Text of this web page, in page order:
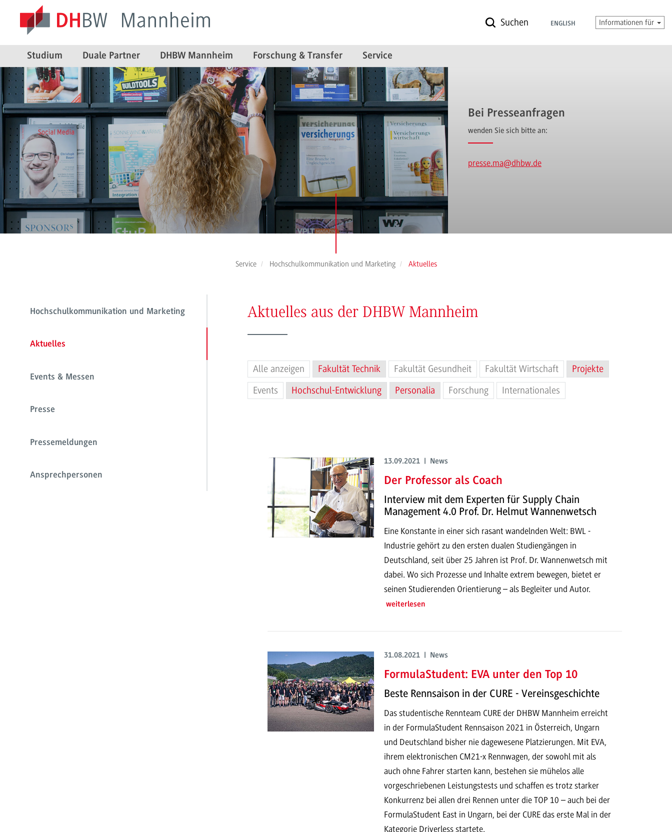
Suchen ENGLISH Informationen für
Studium Duale Partner DHBW Mannheim Forschung & Transfer Service
Bei Presseanfragen
wenden Sie sich bitte an:
presse.ma@dhbw.de
Service Hochschulkommunikation und Marketing Aktuelles
Hochschulkommunikation und Marketing
Aktuelles
Events & Messen
Presse
Pressemeldungen
Ansprechpersonen
Aktuelles aus der DHBW Mannheim
Alle anzeigen Fakultät Technik Fakultät Gesundheit Fakultät Wirtschaft
Projekte
Events
Hochschul-Entwicklung Personalia Forschung Internationales
13.09.2021 | News
Der Professor als Coach
Interview mit dem Experten für Supply Chain
Management 4.0 Prof. Dr. Helmut Wannenwetsch
Eine Konstante in einer sich rasant wandelnden Welt: BWL -
Industrie gehört zu den ersten dualen Studiengängen in
Deutschland, seit über 25 Jahren ist Prof. Dr. Wannenwetsch mit
dabei. Wo sich Prozesse und Inhalte extrem bewegen, bietet er
seinen Studierenden Orientierung – als Begleiter und Autor.
weiterlesen
31.08.2021 | News
FormulaStudent: EVA unter den Top 10
Beste Rennsaison in der CURE - Vereinsgeschichte
Das studentische Rennteam CURE der DHBW Mannheim erreicht
in der FormulaStudent Rennsaison 2021 in Österreich, Ungarn
und Deutschland bisher nie dagewesene Platzierungen. Mit EVA,
ihrem elektronischen CM21-x Rennwagen, der sowohl mit als
auch ohne Fahrer starten kann, bestehen sie mühelos alle
vorgeschriebenen Leistungstests und schaffen es trotz starker
Konkurrenz bei allen drei Rennen unter die TOP 10 – auch bei der
FormulaStudent East in Ungarn, bei der CURE das erste Mal in der
Kategorie Driverless startete.